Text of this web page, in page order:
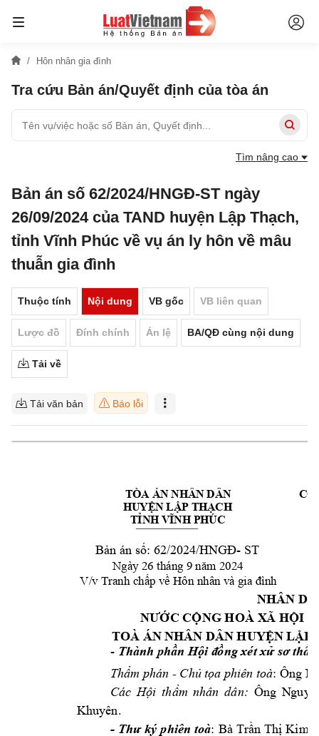
Hôn nhân gia đình
Tra cứu Bản án/Quyết định của tòa án
Tìm nâng cao
Bản án số 62/2024/HNGĐ-ST ngày
26/09/2024 của TAND huyện Lập Thạch,
tỉnh Vĩnh Phúc về vụ án ly hôn về mâu
thuẫn gia đình
Thuộc tính Nội dung VB gốc VB liên quan
Lược đồ Đính chính Án lệ BA/QĐ cùng nội dung
Tải về
Tải văn bản Báo lỗi
TÒA ÁN NHÂN DÂN
HUYỆN LẬP THẠCH
TỈNH VĨNH PHÚC
Bản án số: 62/2024/HNGĐ- ST
Ngày 26 tháng 9 năm 2024
V/v Tranh chấp về Hôn nhân và gia đình
CỘ
NHÂN D
NƯỚC CỘNG HOÀ XÃ HỘI
TOÀ ÁN NHÂN DÂN HUYỆN LẬP
- Thành phần Hội đồng xét xử sơ thẩ
Thẩm phán - Chủ tọa phiên toà: Ông
Các Hội thẩm nhân dân: Ông Nguy
Khuyên.
- Thư ký phiên toà: Bà Trần Thị Kim